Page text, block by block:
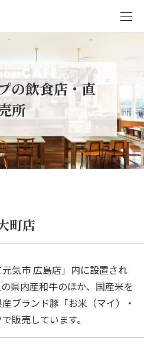
の飲食店・直
所
町店
気市 広島店」内に設置され
県内産和牛のほか、国産米を
ブランド豚「お米（マイ）・
販売しています。